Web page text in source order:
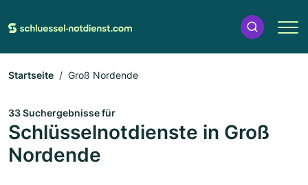
Startseite Groß Nordende
33 Suchergebnisse für
Schlüsselnotdienste in Groß
Nordende